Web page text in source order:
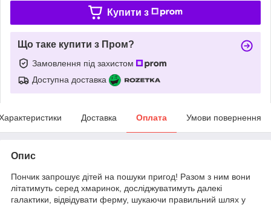
Купити з
Що таке купити з Пром?
Замовлення під захистом
Доступна доставка
Доставка Оплата Умови повернення
Опис
Пончик запрошує дітей на пошуки пригод! Разом з ним вони
літатимуть серед хмаринок, досліджуватимуть далекі
галактики, відвідувати ферму, шукаючи правильний шлях у